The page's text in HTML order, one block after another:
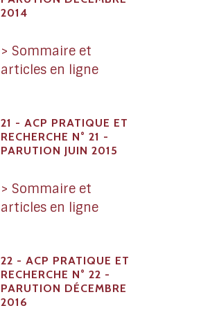
2014
> Sommaire et
articles en ligne
21 - ACP PRATIQUE ET
RECHERCHE N° 21 -
PARUTION JUIN 2015
> Sommaire et
articles en ligne
22 - ACP PRATIQUE ET
RECHERCHE N° 22 -
PARUTION DÉCEMBRE
2016